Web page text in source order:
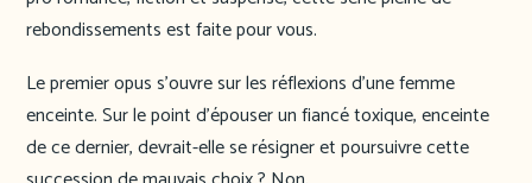
rebondissements est faite pour vous.
Le premier opus s’ouvre sur les réflexions d’une femme
enceinte. Sur le point d’épouser un fiancé toxique, enceinte
de ce dernier, devrait-elle se résigner et poursuivre cette